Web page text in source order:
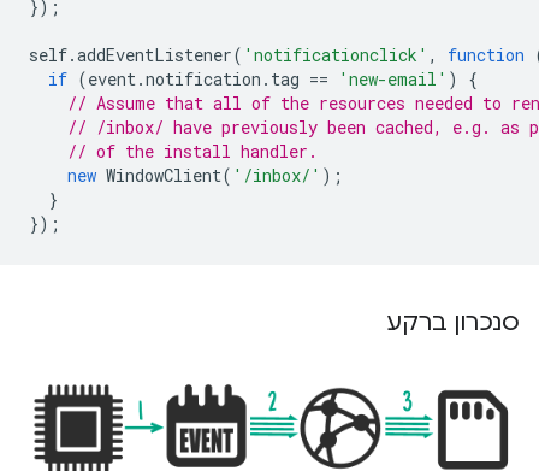
});
self.addEventListener( 'notificationclick' , function
if (event.notification . tag == 'new-email' )
{
// Assume that all of the resources needed to
// /inbox/ have previously been cached, e.g. as
// of the install handler.
new WindowClient( '/inbox/' );
}
});
סנכרון ברקע